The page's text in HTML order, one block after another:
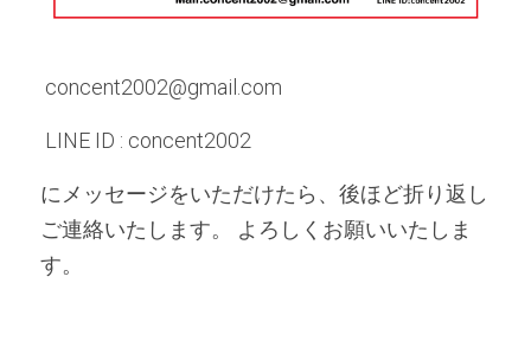
concent2002@gmail.com
LINE ID : concent2002
にメッセージをいただけたら、後ほど折り返し
ご連絡いたします。 よろしくお願いいたしま
す。